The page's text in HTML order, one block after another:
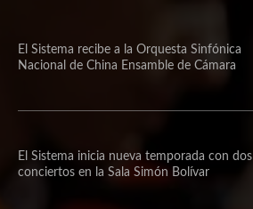
El Sistema recibe a la Orquesta Sinfónica
Nacional de China Ensamble de Cámara
El Sistema inicia nueva temporada con dos
conciertos en la Sala Simón Bolívar